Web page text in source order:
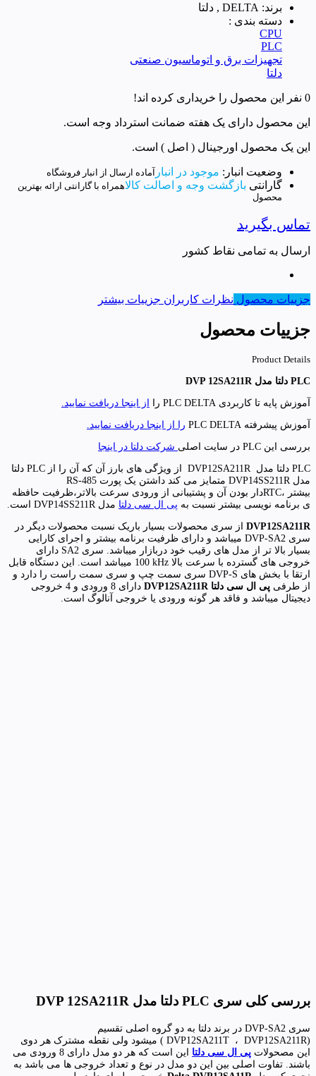
برند: DELTA , دلتا
دسته بندی :
CPU
PLC
تجهیزات برق و اتوماسیون صنعتی
دلتا
0 نفر این محصول را خریداری کرده اند!
این محصول دارای یک هفته ضمانت استرداد وجه است.
این یک محصول اورجینال ( اصل ) است.
وضعیت انبار: موجود در انبار آماده ارسال از انبار فروشگاه
گارانتی بازگشت وجه و اصالت کالاهمراه با گارانتی ارائه بهترین
محصول
تماس بگیرید
ارسال به تمامی نقاط کشور
جزییات محصول نظرات کاربران جزییات بیشتر
جزییات محصول
Product Details
PLC دلتا مدل DVP 12SA211R
آموزش پایه تا کاربردی PLC DELTA را از اینجا دریافت نمایید.
آموزش پیشرفته PLC DELTA را از اینجا دریافت نمایید.
بررسی این PLC در سایت اصلی شرکت دلتا در اینجا
PLC دلتا مدل DVP12SA211R از ویژگی های بارز آن که آن را از PLC دلتا
مدل DVP14SS211R متمایز می کند داشتن یک پورت RS-485
بیشتر ،RTCدار بودن آن و پشتیبانی از ورودی سرعت بالاتر،ظرفیت حافظه
ی برنامه نویسی بیشتر نسبت به پی ال سی دلتا مدل DVP14SS211R است.
DVP12SA211R از سری محصولات بسیار باریک نسبت محصولات دیگر در
سری DVP-SA2 میباشد و دارای ظرفیت برنامه بیشتر و اجرای کارایی
بسیار بالا تر از مدل های رقیب خود دربازار میباشد. سری SA2 دارای
خروجی های گسترده با سرعت بالا 100 kHz میباشد است. این دستگاه قابل
ارتقا با بخش های DVP-S سری سمت چپ و سری سمت راست را دارد و
از طرفی پی ال سی دلتا DVP12SA211R
دارای 8 ورودی و 4 خروجی
دیجیتال میباشد و فاقد هر گونه ورودی یا خروجی آنالوگ است.
بررسی کلی سری PLC دلتا مدل DVP 12SA211R
سری DVP-SA2 در برند دلتا به دو گروه اصلی تقسیم
(
DVP12SA211R ، DVP12SA211T ) میشود ولی نقطه مشترک هر دوی
این مصحولات پی ال سی دلتا
این است که هر دو مدل دارای 8 ورودی می
باشند. تفاوت اصلی بین این دو مدل در نوع و تعداد خروجی ها می باشد به